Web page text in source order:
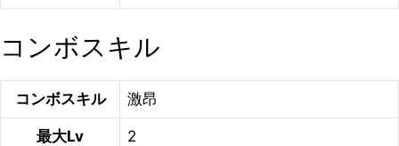
コンボスキル
コンボスキル 激昂
最大Lv 2